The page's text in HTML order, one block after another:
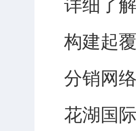
详细了
构建起
分销网
花湖国